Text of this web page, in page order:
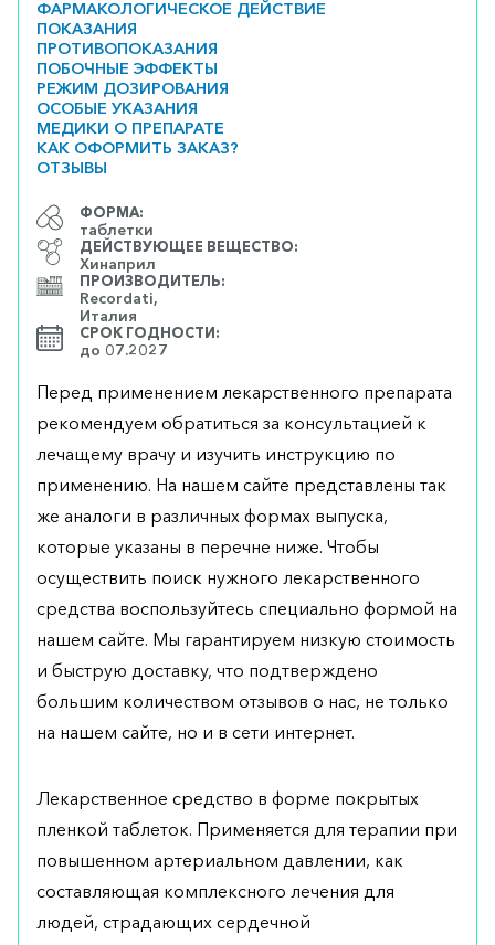
ФАРМАКОЛОГИЧЕСКОЕ ДЕЙСТВИЕ
ПОКАЗАНИЯ
ПРОТИВОПОКАЗАНИЯ
ПОБОЧНЫЕ ЭФФЕКТЫ
РЕЖИМ ДОЗИРОВАНИЯ
ОСОБЫЕ УКАЗАНИЯ
МЕДИКИ О ПРЕПАРАТЕ
КАК ОФОРМИТЬ ЗАКАЗ?
ОТЗЫВЫ
ФОРМА:
таблетки
ДЕЙСТВУЮЩЕЕ ВЕЩЕСТВО:
Хинаприл
ПРОИЗВОДИТЕЛЬ:
Recordati,
Италия
СРОК ГОДНОСТИ:
до 07.2027
Перед применением лекарственного препарата
рекомендуем обратиться за консультацией к
лечащему врачу и изучить инструкцию по
применению. На нашем сайте представлены так
же аналоги в различных формах выпуска,
которые указаны в перечне ниже. Чтобы
осуществить поиск нужного лекарственного
средства воспользуйтесь специально формой на
нашем сайте. Мы гарантируем низкую стоимость
и быструю доставку, что подтверждено
большим количеством отзывов о нас, не только
на нашем сайте, но и в сети интернет.
Лекарственное средство в форме покрытых
пленкой таблеток. Применяется для терапии при
повышенном артериальном давлении, как
составляющая комплексного лечения для
людей, страдающих сердечной